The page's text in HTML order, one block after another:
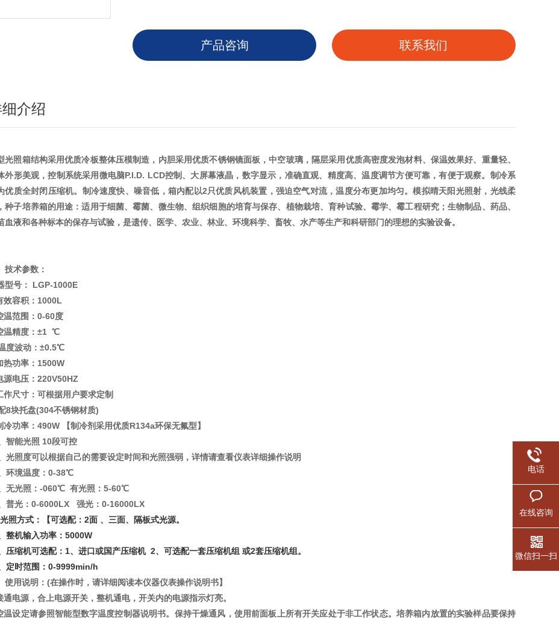
产品咨询 联系我们
介绍
光照箱结构采用优质冷板整体压模制造，内胆采用优质不锈钢镜面板，中空玻璃，隔层采用优质高密度发泡材料、保温效果好、重量轻、
外形美观，控制系统采用微电脑P.I.D. LCD控制、大屏幕液晶，数字显示，准确直观、精度高、温度调节方便可靠，有便于观察。制冷系
优质全封闭压缩机。制冷速度快、噪音低，箱内配以2只优质风机装置，强迫空气对流，温度分布更加均匀。模拟晴天阳光照射，光线柔
种子培养箱的用途：适用于细菌、霉菌、微生物、组织细胞的培育与保存、植物栽培、育种试验、霉学、霉工程研究；生物制品、药品、
血液和各种标本的保存与试验，是遗传、医学、农业、林业、环境科学、畜牧、水产等生产和科研部门的理想的实验设备。
技术参数：
型号：
LGP-1000E
效容积：1000L
温范围：0-60度
温精度：±1 ℃
度波动：±0.5℃
热功率：1500W
源电压：220V50HZ
作尺寸：可根据用户要求定制
8块托盘(304不锈钢材质)
冷功率：490W 【制冷剂采用优质R134a环保无氟型】
智能光照 10段可控
光照度可以根据自己的需要设定时间和光照强弱，详情请查看仪表详细操作说明
环境温度：0-38℃
无光照：-060℃ 有光照：5-60℃
普光：0-6000LX 强光：0-16000LX
光照方式：【可选配：2面 、三面、隔板式光源。
整机输入功率：5000W
压缩机可选配：1、进口或国产压缩机 2、可选配一套压缩机组 或2套压缩机组。
定时范围：0-9999min/h
使用说明：(在操作时，请详细阅读本仪器仪表操作说明书】
通电源，合上电源开关，整机通电，开关内的电源指示灯亮。
温设定请参照智能型数字温度控制器说明书。保持干燥通风，使用前面板上所有开关应处于非工作状态。培养箱内放置的实验样品要保持
电话
在线咨询
微信扫一扫